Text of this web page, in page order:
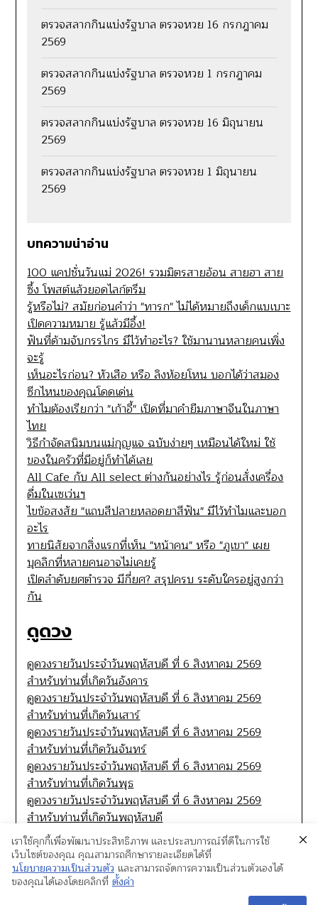
ตรวจสลากกินแบ่งรัฐบาล ตรวจหวย 16 กรกฎาคม
2569
ตรวจสลากกินแบ่งรัฐบาล ตรวจหวย 1 กรกฎาคม
2569
ตรวจสลากกินแบ่งรัฐบาล ตรวจหวย 16 มิถุนายน
2569
ตรวจสลากกินแบ่งรัฐบาล ตรวจหวย 1 มิถุนายน
2569
บทความน่าอ่าน
100 แคปชั่นวันแม่ 2026! รวมมิตรสายอ้อน สายฮา สาย
ซึ้ง โพสต์แล้วยอดไลก์ตรึม
รู้หรือไม่? สมัยก่อนคำว่า "ทารก" ไม่ได้หมายถึงเด็กแบเบาะ
เปิดความหมาย รู้แล้วมีอึ้ง!
ฟันที่ด้ามจับกรรไกร มีไว้ทำอะไร? ใช้มานานหลายคนเพิ่ง
จะรู้
เห็นอะไรก่อน? หัวเสือ หรือ ลิงห้อยโหน บอกได้ว่าสมอง
ซีกไหนของคุณโดดเด่น
ทำไมต้องเรียกว่า "เก้าอี้" เปิดที่มาคำยืมภาษาจีนในภาษา
ไทย
วิธีกำจัดสนิมบนแม่กุญแจ ฉบับง่ายๆ เหมือนได้ใหม่ ใช้
ของในครัวที่มีอยู่ก็ทำได้เลย
All Cafe กับ All select ต่างกันอย่างไร รู้ก่อนสั่งเครื่อง
ดื่มในเซเว่นฯ
ไขข้อสงสัย "แถบสีปลายหลอดยาสีฟัน" มีไว้ทำไมและบอก
อะไร
ทายนิสัยจากสิ่งแรกที่เห็น "หน้าคน" หรือ "ภูเขา" เผย
บุคลิกที่หลายคนอาจไม่เคยรู้
เปิดลำดับยศตำรวจ มีกี่ยศ? สรุปครบ ระดับใครอยู่สูงกว่า
กัน
ดูดวง
ดูดวงรายวันประจำวันพฤหัสบดี ที่ 6 สิงหาคม 2569
สำหรับท่านที่เกิดวันอังคาร
ดูดวงรายวันประจำวันพฤหัสบดี ที่ 6 สิงหาคม 2569
สำหรับท่านที่เกิดวันเสาร์
ดูดวงรายวันประจำวันพฤหัสบดี ที่ 6 สิงหาคม 2569
สำหรับท่านที่เกิดวันจันทร์
ดูดวงรายวันประจำวันพฤหัสบดี ที่ 6 สิงหาคม 2569
สำหรับท่านที่เกิดวันพุธ
ดูดวงรายวันประจำวันพฤหัสบดี ที่ 6 สิงหาคม 2569
สำหรับท่านที่เกิดวันพฤหัสบดี
เราใช้คุกกี้เพื่อพัฒนาประสิทธิภาพ และประสบการณ์ที่ดีในการใช้
เว็บไซต์ของคุณ คุณสามารถศึกษารายละเอียดได้ที่
นโยบายความเป็นส่วนตัว และสามารถจัดการความเป็นส่วนตัวเองได้
ของคุณได้เองโดยคลิกที่ ตั้งค่า